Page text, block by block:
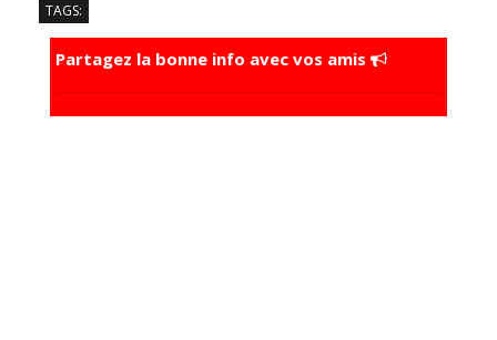
TAGS:
Partagez la bonne info avec vos amis